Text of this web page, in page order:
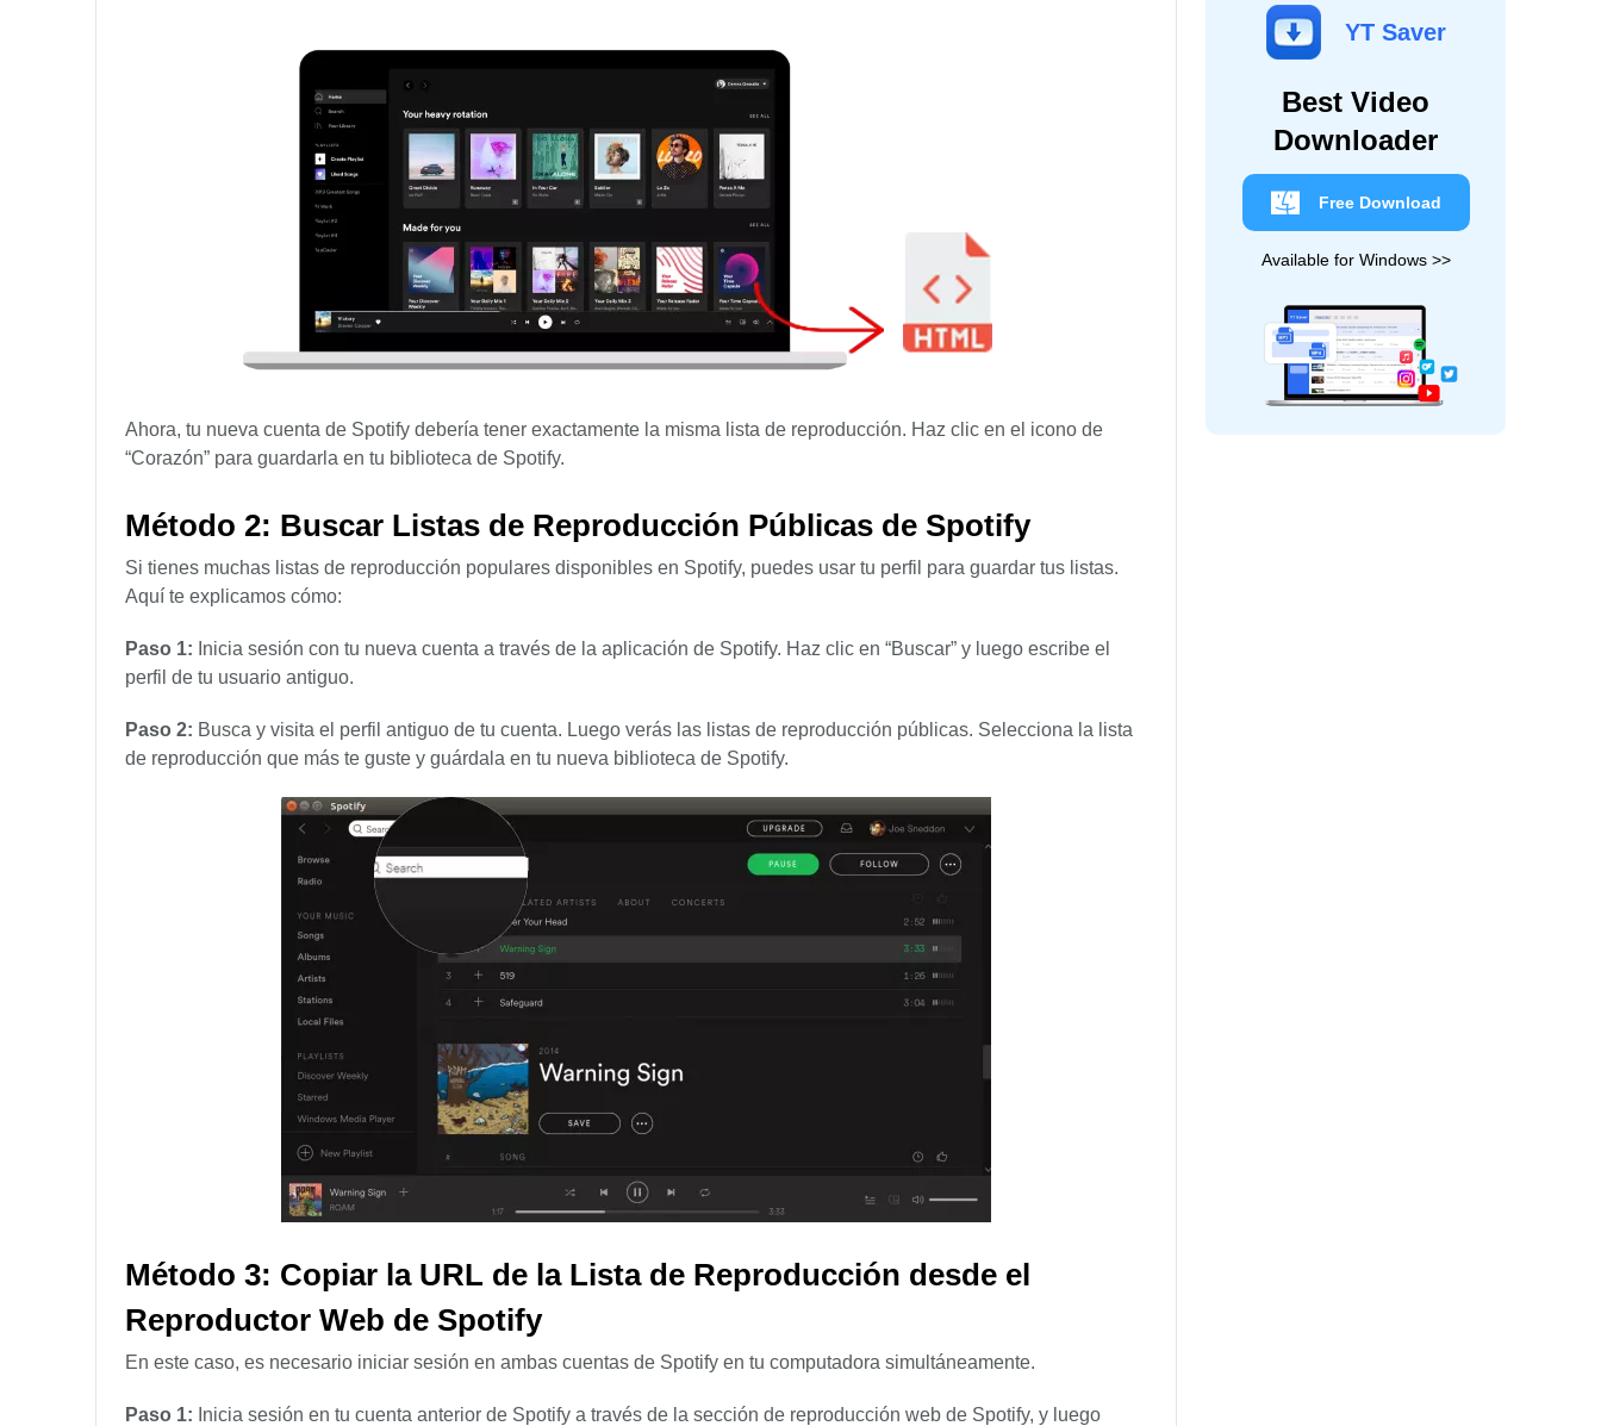
Ahora, tu nueva cuenta de Spotify debería tener exactamente la misma lista de reproducción. Haz clic en el icono de
“Corazón” para guardarla en tu biblioteca de Spotify.
Método 2: Buscar Listas de Reproducción Públicas de Spotify
Si tienes muchas listas de reproducción populares disponibles en Spotify, puedes usar tu perfil para guardar tus listas.
Aquí te explicamos cómo:
Paso 1: Inicia sesión con tu nueva cuenta a través de la aplicación de Spotify. Haz clic en “Buscar” y luego escribe el
perfil de tu usuario antiguo.
Paso 2: Busca y visita el perfil antiguo de tu cuenta. Luego verás las listas de reproducción públicas. Selecciona la lista
de reproducción que más te guste y guárdala en tu nueva biblioteca de Spotify.
Método 3: Copiar la URL de la Lista de Reproducción desde el
Reproductor Web de Spotify
En este caso, es necesario iniciar sesión en ambas cuentas de Spotify en tu computadora simultáneamente.
Paso 1: Inicia sesión en tu cuenta anterior de Spotify a través de la sección de reproducción web de Spotify, y luego
YT Saver
Best Video
Downloader
Free Download
Available for Windows >>